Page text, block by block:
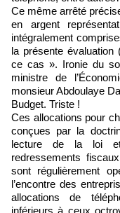
Ce même arrêté
en argent
intégralement
la présente
ce cas ». Ironie du
ministre de
monsieur Abdoulaye
Budget. Triste !
Ces allocations pour
conçues par la
lecture de la loi et
redressements
sont régulièrement
l’encontre des
allocations de
inférieurs à ceux